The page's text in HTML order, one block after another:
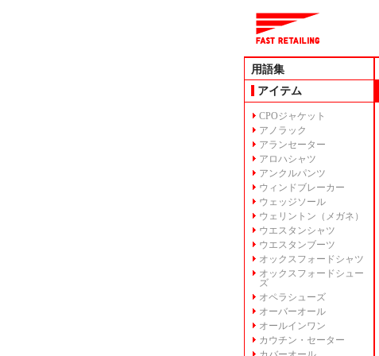
用語集
アイテム
CPOジャケット
アノラック
アランセーター
アロハシャツ
アンクルパンツ
ウィンドブレーカー
ウェッジソール
ウェリントン（メガネ）
ウエスタンシャツ
ウエスタンブーツ
オックスフォードシャツ
オックスフォードシュー
ズ
オペラシューズ
オーバーオール
オールインワン
カウチン・セーター